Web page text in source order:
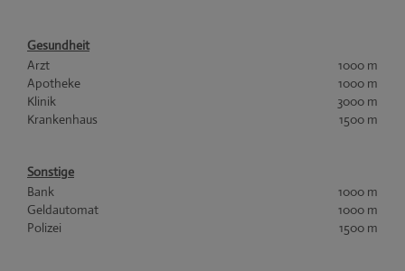
Gesundheit
Arzt
1000 m
Apotheke
1000 m
Klinik
3000 m
Krankenhaus
1500 m
Sonstige
Bank
1000 m
Geldautomat
1000 m
Polizei
1500 m